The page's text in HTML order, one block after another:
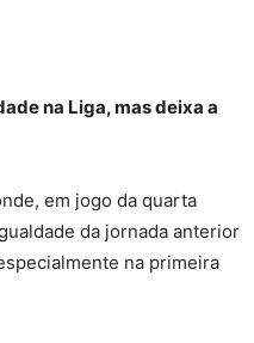
na Liga, mas deixa a
em jogo da quarta
da jornada anterior
na primeira